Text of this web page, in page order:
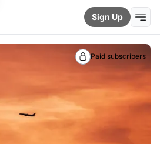
Sign Up
Paid subscribers